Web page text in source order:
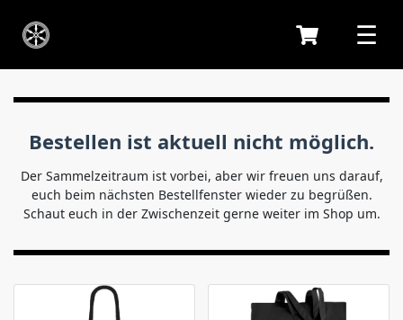
Bestellen ist aktuell nicht möglich.
Der Sammelzeitraum ist vorbei, aber wir freuen uns darauf,
euch beim nächsten Bestellfenster wieder zu begrüßen.
Schaut euch in der Zwischenzeit gerne weiter im Shop um.